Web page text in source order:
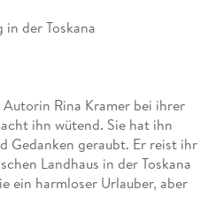
Rina Kramer bei ihrer
ihn wütend. Sie hat ihn
Gedanken geraubt. Er reist ihr
Landhaus in der Toskana
ein harmloser Urlauber, aber